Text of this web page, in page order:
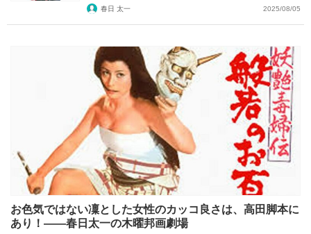
春日 太一
2025/08/05
お色気ではない凜とした女性のカッコ良さは、高田脚本に
あり！――春日太一の木曜邦画劇場